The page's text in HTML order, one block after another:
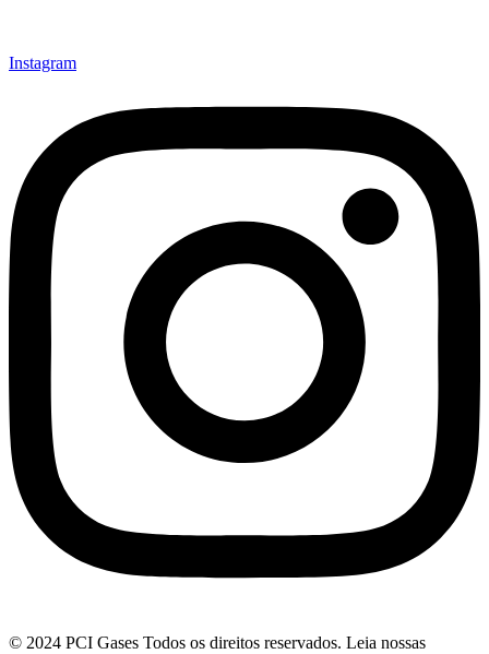
Instagram
© 2024 PCI Gases Todos os direitos reservados. Leia nossas